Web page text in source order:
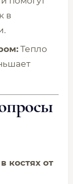
в
Тепло
костях от